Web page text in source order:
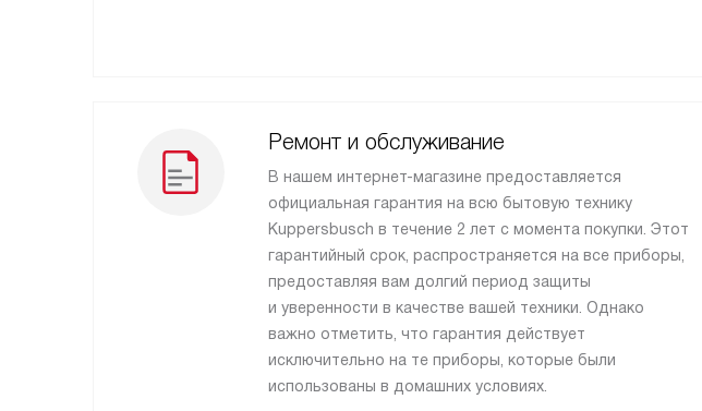
Ремонт и обслуживание
В нашем интернет-магазине предоставляется
официальная гарантия на всю бытовую технику
Kuppersbusch в течение 2 лет с момента покупки. Этот
гарантийный срок, распространяется на все приборы,
предоставляя вам долгий период защиты
и уверенности в качестве вашей техники. Однако
важно отметить, что гарантия действует
исключительно на те приборы, которые были
использованы в домашних условиях.